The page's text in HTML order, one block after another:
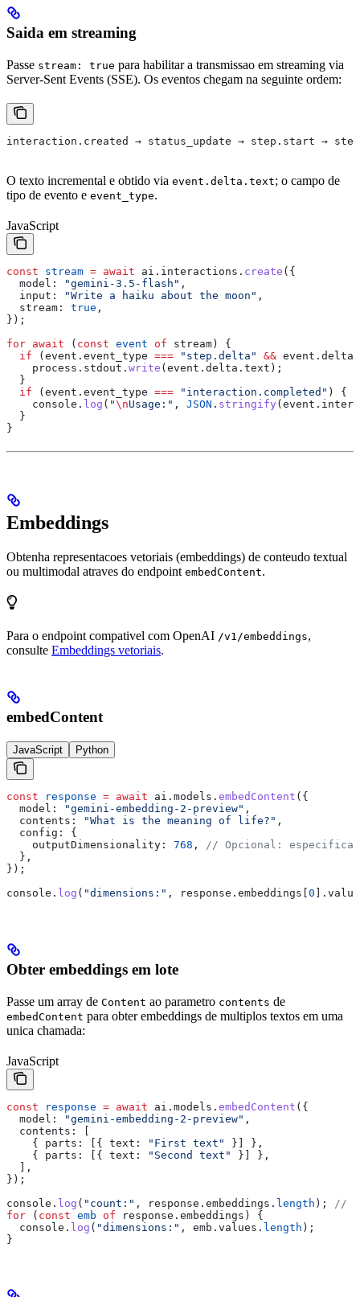
Saida em streaming
Passe stream: true para habilitar a transmissao em streaming via
Server-Sent Events (SSE). Os eventos chegam na seguinte ordem:
interaction.created → status_update → step.start →
O texto incremental e obtido via event.delta.text; o campo de
tipo de evento e event_type.
JavaScript
const stream = await ai . interactions . create ({
  model:
"gemini-3.5-flash" ,
  input:
"Write a haiku about the moon" ,
  stream:
true ,
});
for await ( const event of stream) {
  if
(event . event_type === "step.delta" && event . delta
    process
. stdout . write (event . delta . text );
  }
  if
(event . event_type === "interaction.completed" ) {
    console
. log ( "\nUsage:" , JSON . stringify (event .
  }
}
Embeddings
Obtenha representacoes vetoriais (embeddings) de conteudo textual
ou multimodal atraves do endpoint embedContent.
Para o endpoint compativel com OpenAI /v1/embeddings,
consulte Embeddings vetoriais.
embedContent
JavaScript Python
const response = await ai . models . embedContent ({
  model:
"gemini-embedding-2-preview" ,
  contents:
"What is the meaning of life?" ,
  config:
{
    outputDimensionality:
768 ,
// Opcional: especificar
  },
});
console . log ( "dimensions:" , response . embeddings 0 ].
Obter embeddings em lote
Passe um array de Content ao parametro contents de
embedContent para obter embeddings de multiplos textos em uma
unica chamada:
JavaScript
const response = await ai . models . embedContent ({
  model:
"gemini-embedding-2-preview" ,
  contents:
[
    {
parts: [{ text: "First text"
}] },
    {
parts: [{ text: "Second text"
}] },
  ],
});
console . log ( "count:" , response . embeddings . length );
// 2
for ( const emb of response . embeddings ) {
  console
. log ( "dimensions:" , emb . values . length );
}